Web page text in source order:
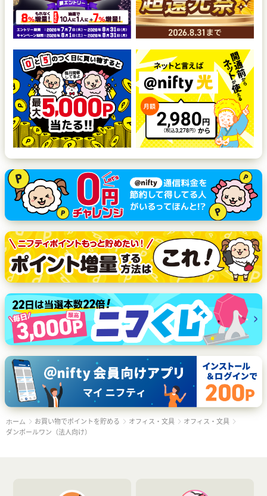
ホーム お買い物でポイントを貯める オフィス・文具
オフィス・文具
ダンボールワン（法人向け）